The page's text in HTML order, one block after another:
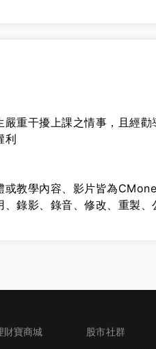
嚴重干擾上課之情事，且經
利
或教學內容、影片皆為
、錄影、錄音、修改、重製
財寶商城 股市社群